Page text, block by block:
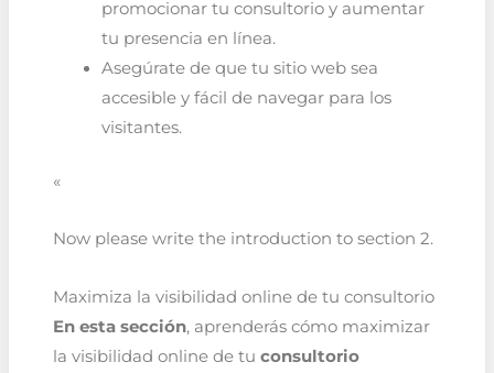
promocionar tu consultorio y aumentar
tu presencia en línea.
Asegúrate de que tu sitio web sea
accesible y fácil de navegar para los
visitantes.
«
Now please write the introduction to section 2.
Maximiza la visibilidad online de tu consultorio
En esta sección, aprenderás cómo maximizar
la visibilidad online de tu consultorio